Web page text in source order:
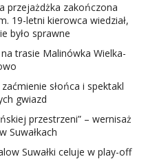
przejażdżka zakończona
19-letni kierowca wiedział,
było sprawne
trasie Malinówka Wielka-
słońca i spektakl
gwiazd
przestrzeni” – wernisaż
Suwałkach
Suwałki celuje w play-off